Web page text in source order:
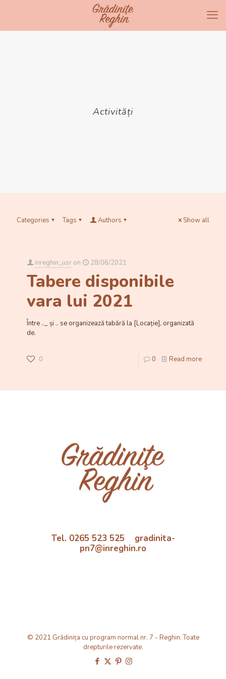
Activități
Categories Tags Authors Show all
inreghin_usr on 28/06/2021
Tabere disponibile
vara lui 2021
Între .._ și .. se organizează tabără la [Locație], organizată
de.
0 0 Read more
Tel. 0265 523 525 gradinita-
pn7@inreghin.ro
© 2021 Grădinița cu program normal nr. 7 - Reghin. Toate
drepturile rezervate.